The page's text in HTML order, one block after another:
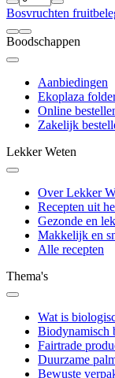
Bosvruchten
Boodschappen
Aanbiedingen
Ekoplaza
Online
Zakelijk
Lekker Weten
Over Lekker
Recepten uit
Gezonde en
Makkelijk en
Alle recepten
Thema's
Wat is
Biodynamisch
Fairtrade
Duurzame
Bewuste